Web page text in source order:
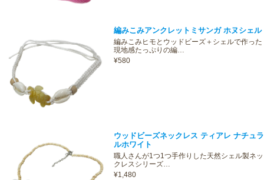
編みこみアンクレットミサンガ ホヌシェル
編みこみヒモとウッドビーズ＋シェルで作った
現地感たっぷりの編…
¥580
ウッドビーズネックレス ティアレ ナチュラ
ルホワイト
職人さんが1つ1つ手作りした天然シェル製ネッ
クレスシリーズ…
¥1,480